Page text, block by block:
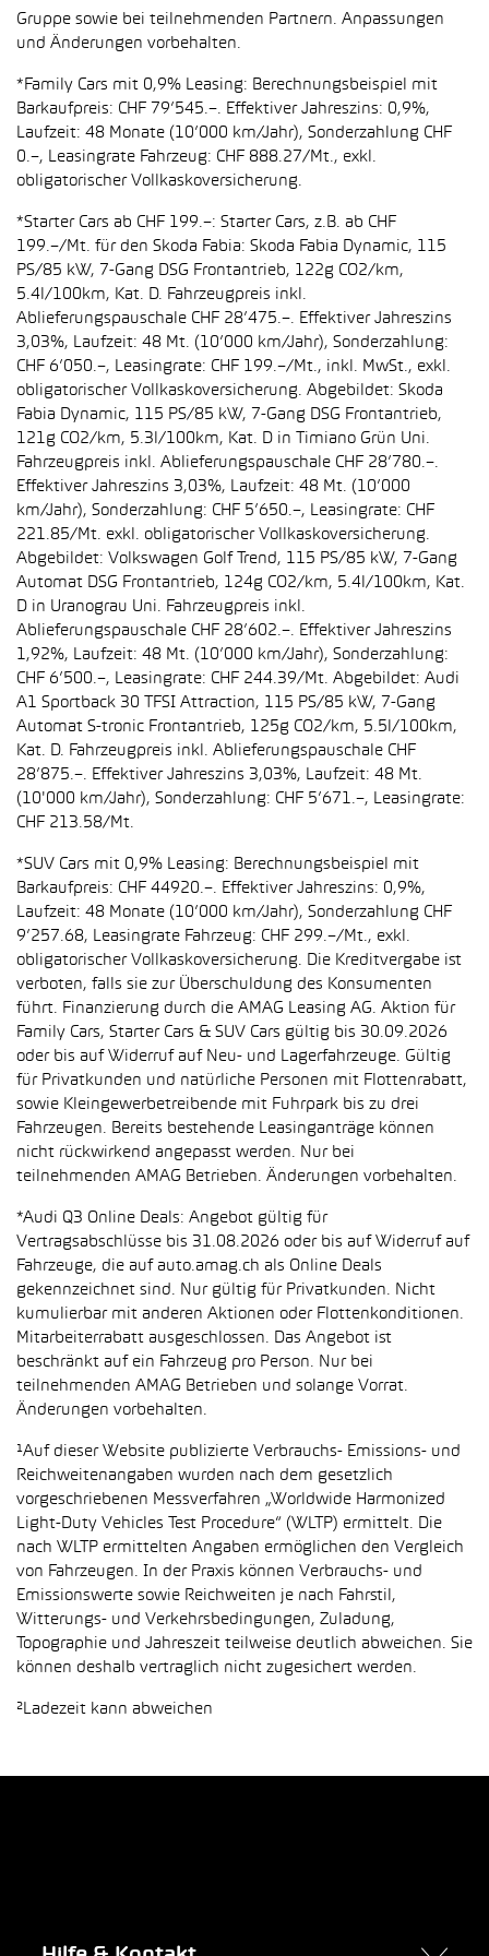
Gruppe sowie bei teilnehmenden Partnern. Anpassungen
und Änderungen vorbehalten.
*Family Cars mit 0,9% Leasing: Berechnungsbeispiel mit
Barkaufpreis: CHF 79’545.–. Effektiver Jahreszins: 0,9%,
Laufzeit: 48 Monate (10’000 km/Jahr), Sonderzahlung CHF
0.–, Leasingrate Fahrzeug: CHF 888.27/Mt., exkl.
obligatorischer Vollkaskoversicherung.
*Starter Cars ab CHF 199.–: Starter Cars, z.B. ab CHF
199.–/Mt. für den Skoda Fabia: Skoda Fabia Dynamic, 115
PS/85 kW, 7-Gang DSG Frontantrieb, 122g CO2/km,
5.4l/100km, Kat. D. Fahrzeugpreis inkl.
Ablieferungspauschale CHF 28’475.–. Effektiver Jahreszins
3,03%, Laufzeit: 48 Mt. (10’000 km/Jahr), Sonderzahlung:
CHF 6’050.–, Leasingrate: CHF 199.–/Mt., inkl. MwSt., exkl.
obligatorischer Vollkaskoversicherung. Abgebildet: Skoda
Fabia Dynamic, 115 PS/85 kW, 7-Gang DSG Frontantrieb,
121g CO2/km, 5.3l/100km, Kat. D in Timiano Grün Uni.
Fahrzeugpreis inkl. Ablieferungspauschale CHF 28’780.–.
Effektiver Jahreszins 3,03%, Laufzeit: 48 Mt. (10’000
km/Jahr), Sonderzahlung: CHF 5’650.–, Leasingrate: CHF
221.85/Mt. exkl. obligatorischer Vollkaskoversicherung.
Abgebildet: Volkswagen Golf Trend, 115 PS/85 kW, 7-Gang
Automat DSG Frontantrieb, 124g CO2/km, 5.4l/100km, Kat.
D in Uranograu Uni. Fahrzeugpreis inkl.
Ablieferungspauschale CHF 28’602.–. Effektiver Jahreszins
1,92%, Laufzeit: 48 Mt. (10’000 km/Jahr), Sonderzahlung:
CHF 6’500.–, Leasingrate: CHF 244.39/Mt. Abgebildet: Audi
A1 Sportback 30 TFSI Attraction, 115 PS/85 kW, 7-Gang
Automat S-tronic Frontantrieb, 125g CO2/km, 5.5l/100km,
Kat. D. Fahrzeugpreis inkl. Ablieferungspauschale CHF
28’875.–. Effektiver Jahreszins 3,03%, Laufzeit: 48 Mt.
(10'000 km/Jahr), Sonderzahlung: CHF 5’671.–, Leasingrate:
CHF 213.58/Mt.
*SUV Cars mit 0,9% Leasing: Berechnungsbeispiel mit
Barkaufpreis: CHF 44920.–. Effektiver Jahreszins: 0,9%,
Laufzeit: 48 Monate (10’000 km/Jahr), Sonderzahlung CHF
9’257.68, Leasingrate Fahrzeug: CHF 299.–/Mt., exkl.
obligatorischer Vollkaskoversicherung. Die Kreditvergabe ist
verboten, falls sie zur Überschuldung des Konsumenten
führt. Finanzierung durch die AMAG Leasing AG. Aktion für
Family Cars, Starter Cars & SUV Cars gültig bis 30.09.2026
oder bis auf Widerruf auf Neu- und Lagerfahrzeuge. Gültig
für Privatkunden und natürliche Personen mit Flottenrabatt,
sowie Kleingewerbetreibende mit Fuhrpark bis zu drei
Fahrzeugen. Bereits bestehende Leasinganträge können
nicht rückwirkend angepasst werden. Nur bei
teilnehmenden AMAG Betrieben. Änderungen vorbehalten.
*Audi Q3 Online Deals: Angebot gültig für
Vertragsabschlüsse bis 31.08.2026 oder bis auf Widerruf auf
Fahrzeuge, die auf auto.amag.ch als Online Deals
gekennzeichnet sind. Nur gültig für Privatkunden. Nicht
kumulierbar mit anderen Aktionen oder Flottenkonditionen.
Mitarbeiterrabatt ausgeschlossen. Das Angebot ist
beschränkt auf ein Fahrzeug pro Person. Nur bei
teilnehmenden AMAG Betrieben und solange Vorrat.
Änderungen vorbehalten.
¹Auf dieser Website publizierte Verbrauchs- Emissions- und
Reichweitenangaben wurden nach dem gesetzlich
vorgeschriebenen Messverfahren „Worldwide Harmonized
Light-Duty Vehicles Test Procedure“ (WLTP) ermittelt. Die
nach WLTP ermittelten Angaben ermöglichen den Vergleich
von Fahrzeugen. In der Praxis können Verbrauchs- und
Emissionswerte sowie Reichweiten je nach Fahrstil,
Witterungs- und Verkehrsbedingungen, Zuladung,
Topographie und Jahreszeit teilweise deutlich abweichen. Sie
können deshalb vertraglich nicht zugesichert werden.
²Ladezeit kann abweichen